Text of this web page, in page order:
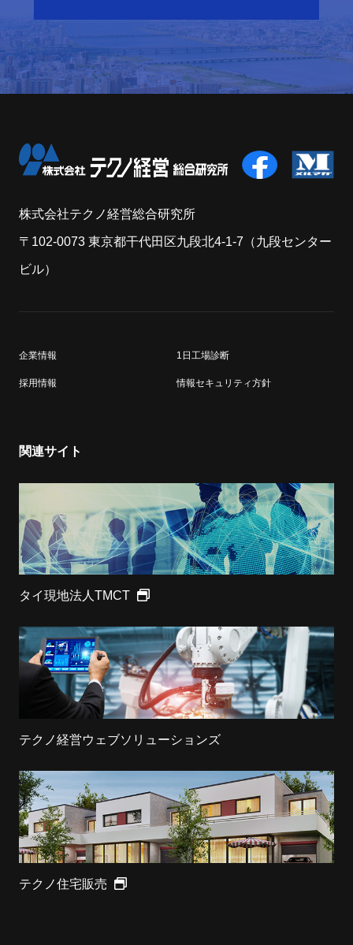
株式会社テクノ経営総合研究所
〒102-0073 東京都干代田区九段北4-1-7（九段センター
ビル）
企業情報 1日工場診断
採用情報 情報セキュリティ方針
関連サイト
タイ現地法人TMCT
テクノ経営ウェブソリューションズ
テクノ住宅販売